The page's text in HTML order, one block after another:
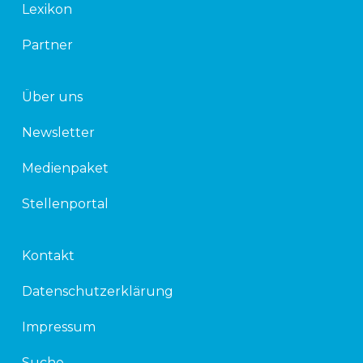
Lexikon
Partner
Über uns
Newsletter
Medienpaket
Stellenportal
Kontakt
Datenschutzerklärung
Impressum